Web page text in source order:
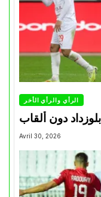
الرأي والرأي الأخر
دون ألقاب
Avril 30, 2026